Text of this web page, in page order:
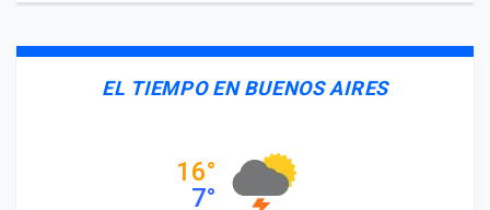
EL TIEMPO EN BUENOS AIRES